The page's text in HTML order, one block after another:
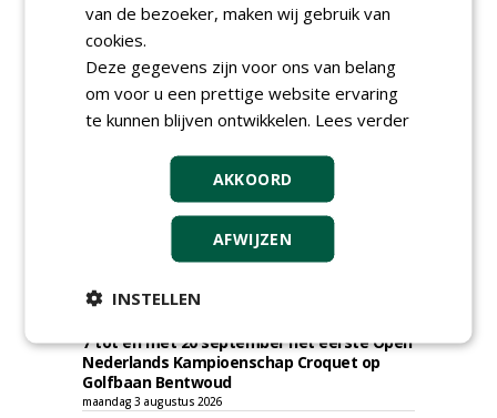
Gemeente Gooise Meren gunt Golfbaan
Naarderbos aan Hollandsche Golfbaan
Exploitatiemaatschappij.
vrijdag 6 maart 2026
KNIPSELS
7 tot en met 20 september het eerste Open
Nederlands Kampioenschap Croquet op
Golfbaan Bentwoud
maandag 3 augustus 2026
van de bezoeker, maken wij gebruik van
cookies.
Deze gegevens zijn voor ons van belang
om voor u een prettige website ervaring
te kunnen blijven ontwikkelen. Lees verder
AKKOORD
AFWIJZEN
INSTELLEN